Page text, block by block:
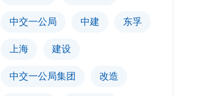
中交一公局 中建 东孚
上海 建设
中交一公局集团 改造